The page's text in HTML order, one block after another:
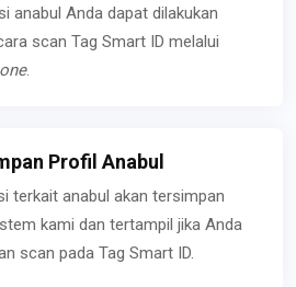
anabul Anda dapat dilakukan
scan Tag Smart ID melalui
.
Profil Anabul
terkait anabul akan tersimpan
kami dan tertampil jika Anda
scan pada Tag Smart ID.